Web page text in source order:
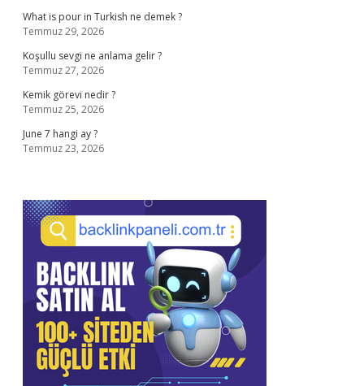
What is pour in Turkish ne demek ?
Temmuz 29, 2026
Koşullu sevgi ne anlama gelir ?
Temmuz 27, 2026
Kemik görevi nedir ?
Temmuz 25, 2026
June 7 hangi ay ?
Temmuz 23, 2026